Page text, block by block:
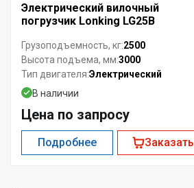
Электрический вилочный
погрузчик Lonking LG25B
Грузоподъемность, кг:2500
Высота подъема, мм:3000
Тип двигателя:Электрический
В наличии
Цена по запросу
Подробнее Заказать